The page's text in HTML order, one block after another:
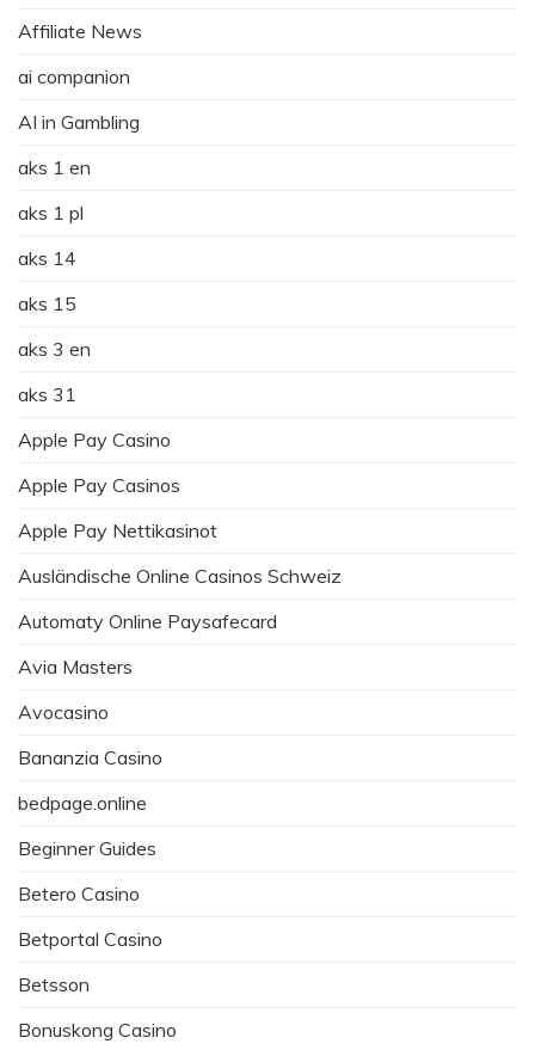
Affiliate News
ai companion
AI in Gambling
aks 1 en
aks 1 pl
aks 14
aks 15
aks 3 en
aks 31
Apple Pay Casino
Apple Pay Casinos
Apple Pay Nettikasinot
Ausländische Online Casinos Schweiz
Automaty Online Paysafecard
Avia Masters
Avocasino
Bananzia Casino
bedpage.online
Beginner Guides
Betero Casino
Betportal Casino
Betsson
Bonuskong Casino